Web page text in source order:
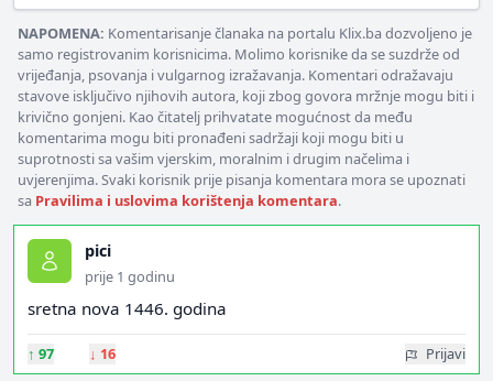
NAPOMENA: Komentarisanje članaka na portalu Klix.ba dozvoljeno je
samo registrovanim korisnicima. Molimo korisnike da se suzdrže od
vrijeđanja, psovanja i vulgarnog izražavanja. Komentari odražavaju
stavove isključivo njihovih autora, koji zbog govora mržnje mogu biti i
krivično gonjeni. Kao čitatelj prihvatate mogućnost da među
komentarima mogu biti pronađeni sadržaji koji mogu biti u
suprotnosti sa vašim vjerskim, moralnim i drugim načelima i
uvjerenjima. Svaki korisnik prije pisanja komentara mora se upoznati
sa Pravilima i uslovima korištenja komentara.
pici
prije 1 godinu
sretna nova 1446. godina
↑ 97 ↓ 16 Prijavi